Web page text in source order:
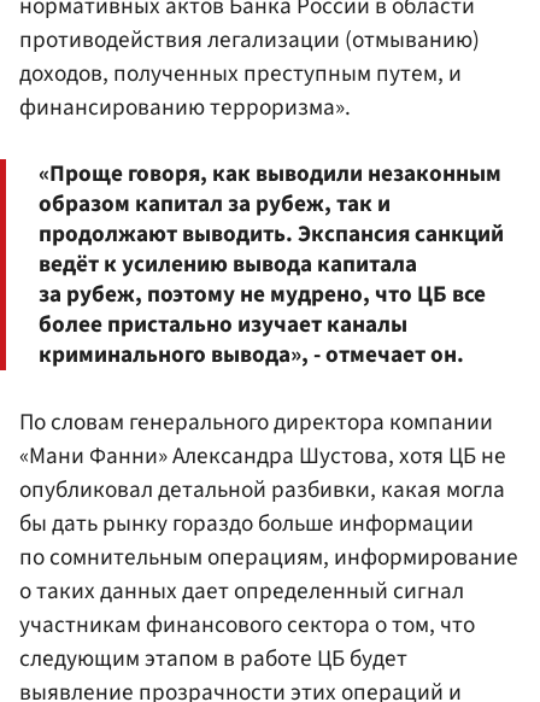
противодействия легализации (отмыванию)
доходов, полученных преступным путем, и
финансированию терроризма».
«Проще говоря, как выводили незаконным
образом капитал за рубеж, так и
продолжают выводить. Экспансия санкций
ведёт к усилению вывода капитала
за рубеж, поэтому не мудрено, что ЦБ все
более пристально изучает каналы
криминального вывода», - отмечает он.
По словам генерального директора компании
«Мани Фанни» Александра Шустова, хотя ЦБ не
опубликовал детальной разбивки, какая могла
бы дать рынку гораздо больше информации
по сомнительным операциям, информирование
о таких данных дает определенный сигнал
участникам финансового сектора о том, что
следующим этапом в работе ЦБ будет
выявление прозрачности этих операций и